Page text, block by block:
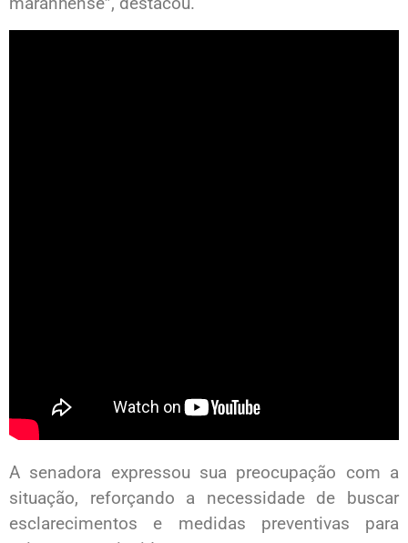
A senadora expressou sua preocupação com a
situação, reforçando a necessidade de buscar
esclarecimentos e medidas preventivas para